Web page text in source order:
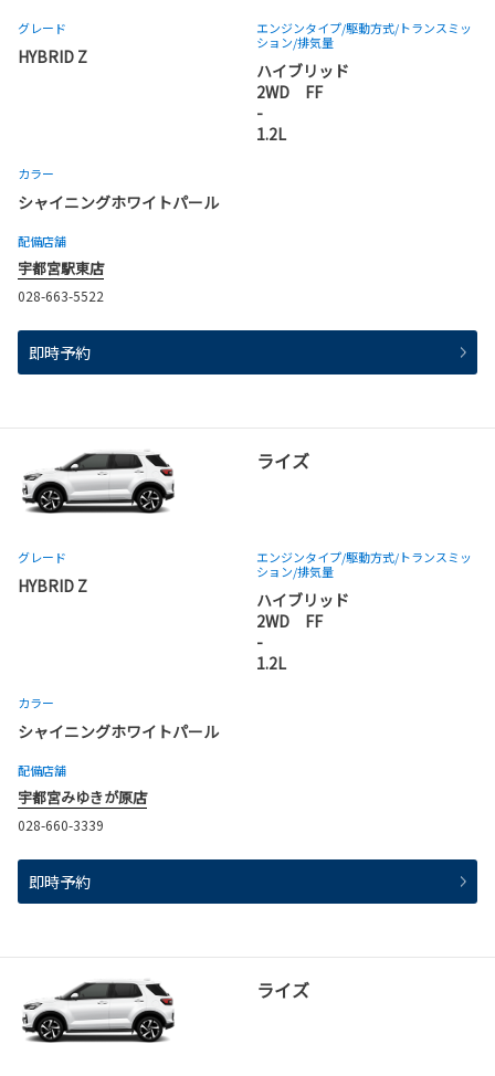
グレード
HYBRID Z
エンジンタイプ/駆動方式/トランスミッ
ション/排気量
ハイブリッド
2WD FF
-
1.2L
カラー
シャイニングホワイトパール
配備店舗
宇都宮駅東店
028-663-5522
即時予約
ライズ
グレード
HYBRID Z
エンジンタイプ/駆動方式/トランスミッ
ション/排気量
ハイブリッド
2WD FF
-
1.2L
カラー
シャイニングホワイトパール
配備店舗
宇都宮みゆきが原店
028-660-3339
即時予約
ライズ